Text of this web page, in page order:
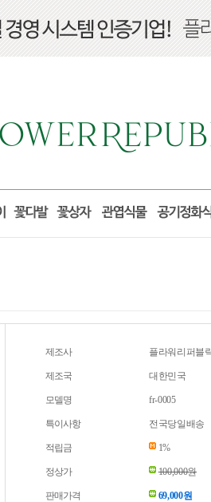
제조사 플라워리퍼블
제조국 대한민국
모델명 fr-0005
특이사항 전국당일배송
적립금 1%
정상가 100,000원
판매가격 69,000원